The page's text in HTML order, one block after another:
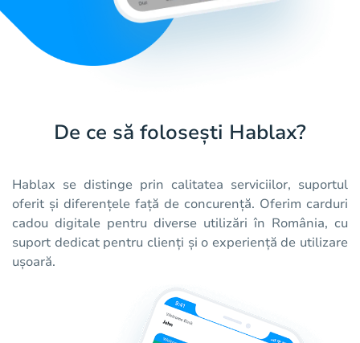
De ce să folosești Hablax?
Hablax se distinge prin calitatea serviciilor, suportul
oferit și diferențele față de concurență. Oferim carduri
cadou digitale pentru diverse utilizări în România, cu
suport dedicat pentru clienți și o experiență de utilizare
ușoară.